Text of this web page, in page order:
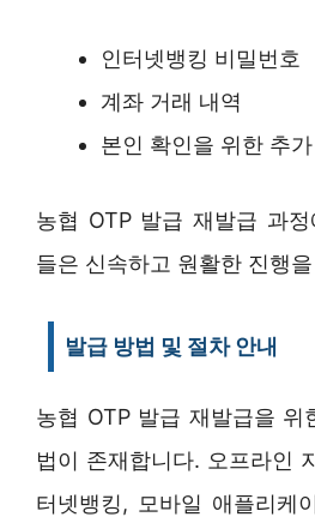
인터넷뱅킹 비밀번호
계좌 거래 내역
본인 확인을 위한 추가
농협 OTP 발급 재발급 과
들은 신속하고 원활한 진행
발급 방법 및 절차 안내
농협 OTP 발급 재발급을 위
법이 존재합니다. 오프라인
터넷뱅킹, 모바일 애플리케